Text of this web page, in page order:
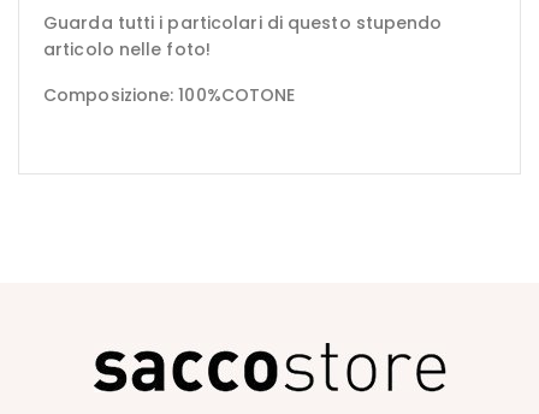
Guarda tutti i particolari di questo stupendo
articolo nelle foto!
Composizione: 100%COTONE